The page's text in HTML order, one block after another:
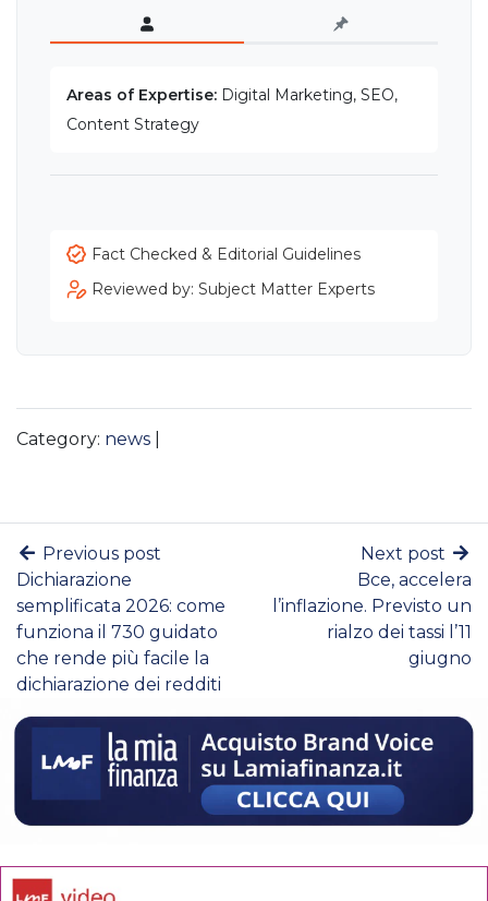
Areas of Expertise: Digital Marketing, SEO,
Content Strategy
Fact Checked & Editorial Guidelines
Reviewed by: Subject Matter Experts
Category: news
Previous post
Dichiarazione
semplificata 2026: come
funziona il 730 guidato
che rende più facile la
dichiarazione dei redditi
Next post
Bce, accelera
l’inflazione. Previsto un
rialzo dei tassi l’11
giugno